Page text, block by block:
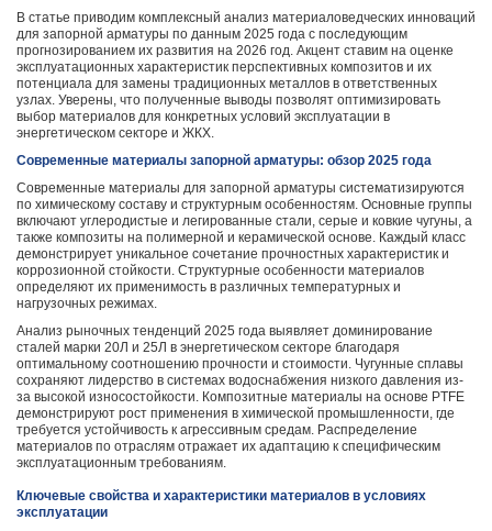
В статье приводим комплексный анализ материаловедческих инноваций
для запорной арматуры по данным 2025 года с последующим
прогнозированием их развития на 2026 год. Акцент ставим на оценке
эксплуатационных характеристик перспективных композитов и их
потенциала для замены традиционных металлов в ответственных
узлах. Уверены, что полученные выводы позволят оптимизировать
выбор материалов для конкретных условий эксплуатации в
энергетическом секторе и ЖКХ.
Современные материалы запорной арматуры: обзор 2025 года
Современные материалы для запорной арматуры систематизируются
по химическому составу и структурным особенностям. Основные группы
включают углеродистые и легированные стали, серые и ковкие чугуны, а
также композиты на полимерной и керамической основе. Каждый класс
демонстрирует уникальное сочетание прочностных характеристик и
коррозионной стойкости. Структурные особенности материалов
определяют их применимость в различных температурных и
нагрузочных режимах.
Анализ рыночных тенденций 2025 года выявляет доминирование
сталей марки 20Л и 25Л в энергетическом секторе благодаря
оптимальному соотношению прочности и стоимости. Чугунные сплавы
сохраняют лидерство в системах водоснабжения низкого давления из-
за высокой износостойкости. Композитные материалы на основе PTFE
демонстрируют рост применения в химической промышленности, где
требуется устойчивость к агрессивным средам. Распределение
материалов по отраслям отражает их адаптацию к специфическим
эксплуатационным требованиям.
Ключевые свойства и характеристики материалов в условиях
эксплуатации